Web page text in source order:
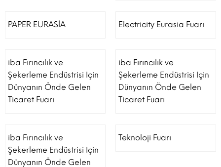
PAPER EURASİA Electricity Eurasia Fuarı
iba Fırıncılık ve
Şekerleme Endüstrisi Için
Dünyanın Önde Gelen
Ticaret Fuarı
iba Fırıncılık ve
Şekerleme Endüstrisi Için
Dünyanın Önde Gelen
Ticaret Fuarı
iba Fırıncılık ve
Şekerleme Endüstrisi Için
Dünyanın Önde Gelen
Teknoloji Fuarı